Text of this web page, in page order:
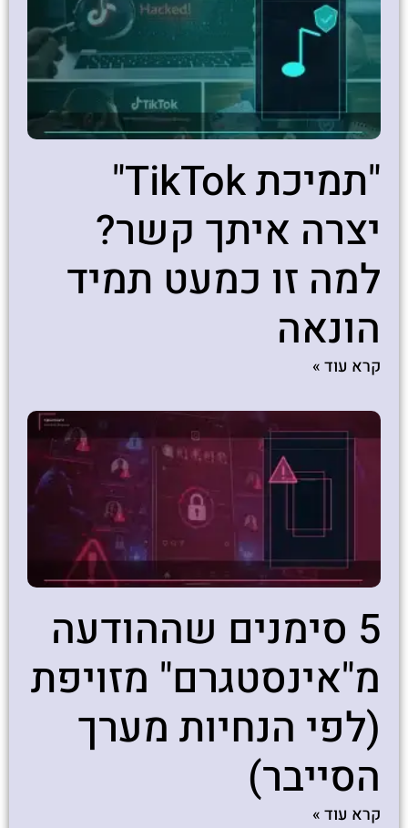
"תמיכת TikTok"
יצרה איתך קשר?
למה זו כמעט תמיד
הונאה
קרא עוד »
5 סימנים שההודעה
מ"אינסטגרם" מזויפת
(לפי הנחיות מערך
הסייבר)
קרא עוד »